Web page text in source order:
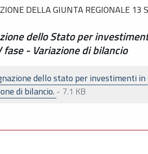
DELLA GIUNTA REGIONALE
dello Stato per
- Variazione di bilancio
dello stato per investimenti
di bilancio.- 7.1 KB